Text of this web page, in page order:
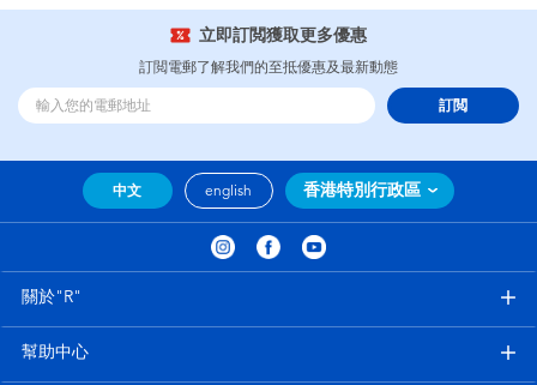
立即訂閲獲取更多優惠
訂閲電郵了解我們的至抵優惠及最新動態
訂閲
中文 english 香港特別行政區
關於"R"
幫助中心